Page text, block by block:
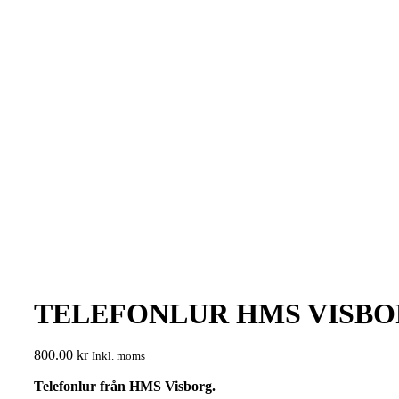
TELEFONLUR HMS
800.00 kr Inkl. moms
Telefonlur från HMS Visborg.